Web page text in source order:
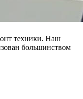
техники. Наш
большинством